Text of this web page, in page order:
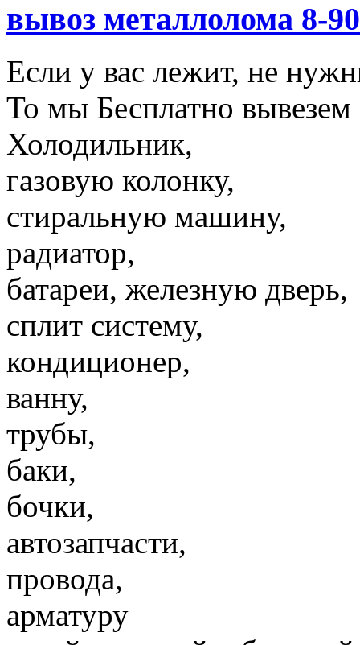
вывоз металлолома 8-
Если у вас лежит, не
То мы Бесплатно
Холодильник,
газовую колонку,
стиральную машину,
радиатор,
батареи, железную дверь,
сплит систему,
кондиционер,
ванну,
трубы,
баки,
бочки,
автозапчасти,
провода,
арматуру